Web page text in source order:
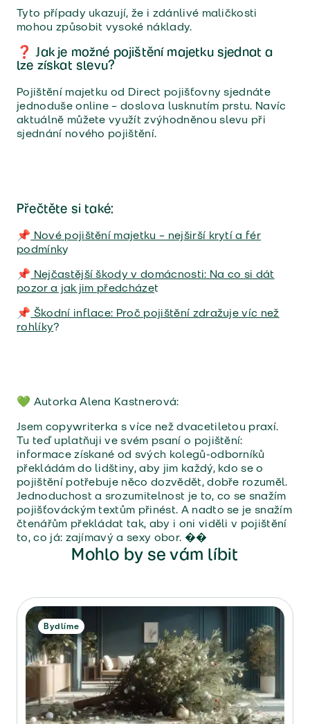
Tyto případy ukazují, že i zdánlivé maličkosti
mohou způsobit vysoké náklady.
❓ Jak je možné pojištění majetku sjednat a
lze získat slevu?
Pojištění majetku od Direct pojišťovny sjednáte
jednoduše online – doslova lusknutím prstu. Navíc
aktuálně můžete využít zvýhodněnou slevu při
sjednání nového pojištění.
Přečtěte si také:
📌 Nové pojištění majetku – nejširší krytí a fér
podmínky
📌 Nejčastější škody v domácnosti: Na co si dát
pozor a jak jim předcházet
📌 Škodní inflace: Proč pojištění zdražuje víc než
rohlíky?
💚 Autorka Alena Kastnerová:
Jsem copywriterka s více než dvacetiletou praxí.
Tu teď uplatňuji ve svém psaní o pojištění:
informace získané od svých kolegů-odborníků
překládám do lidštiny, aby jim každý, kdo se o
pojištění potřebuje něco dozvědět, dobře rozuměl.
Jednoduchost a srozumitelnost je to, co se snažím
pojišťováckým textům přinést. A nadto se je snažím
čtenářům překládat tak, aby i oni viděli v pojištění
to, co já: zajímavý a sexy obor. ��
Mohlo by se vám líbit
Bydlíme